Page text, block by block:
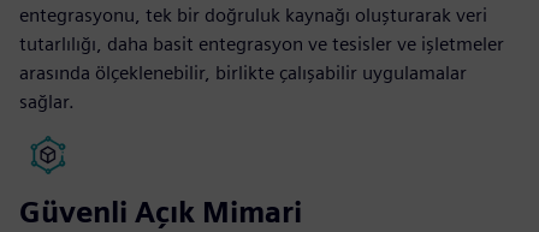
entegrasyonu, tek bir doğruluk kaynağı oluşturarak veri
tutarlılığı, daha basit entegrasyon ve tesisler ve işletmeler
arasında ölçeklenebilir, birlikte çalışabilir uygulamalar
sağlar.
Güvenli Açık Mimari